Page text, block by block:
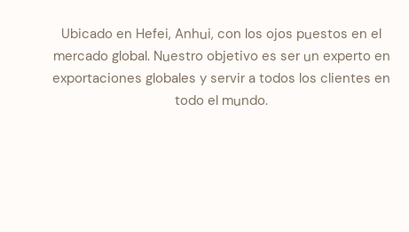
Ubicado en Hefei, Anhui, con los ojos puestos en el
mercado global. Nuestro objetivo es ser un experto en
exportaciones globales y servir a todos los clientes en
todo el mundo.